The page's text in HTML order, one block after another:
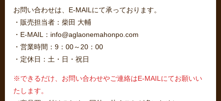
お問い合わせは、E-MAILにて承っております。
・販売担当者：柴田 大輔
・E-MAIL：info@aglaonemahonpo.com
・営業時間：9：00～20：00
・定休日：土・日・祝日
※できるだけ、お問い合わせやご連絡はE-MAILにてお願いい
たします。